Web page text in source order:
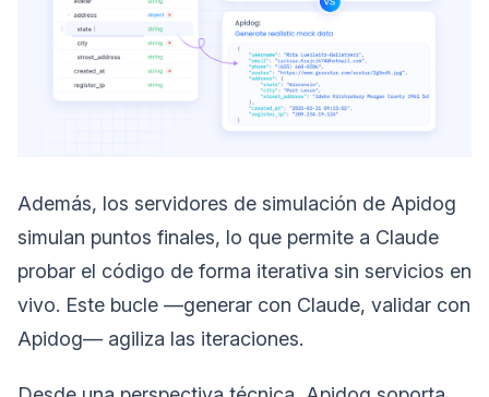
Además, los servidores de simulación de Apidog
simulan puntos finales, lo que permite a Claude
probar el código de forma iterativa sin servicios en
vivo. Este bucle —generar con Claude, validar con
Apidog— agiliza las iteraciones.